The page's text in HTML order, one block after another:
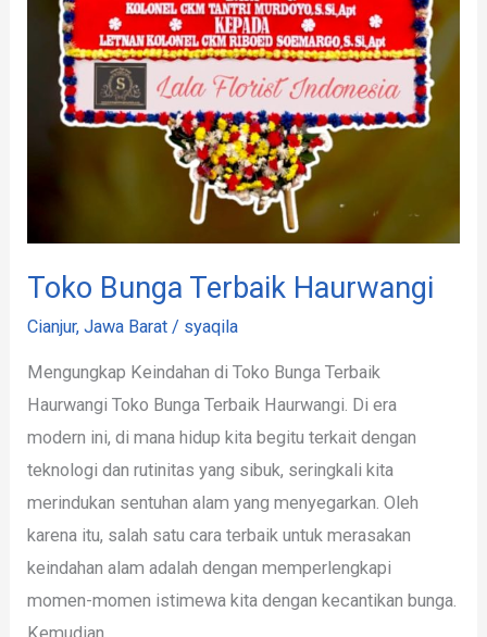
Toko Bunga Terbaik Haurwangi
Cianjur,Jawa Barat / syaqila
Mengungkap Keindahan di Toko Bunga Terbaik
Haurwangi Toko Bunga Terbaik Haurwangi. Di era
modern ini, di mana hidup kita begitu terkait dengan
teknologi dan rutinitas yang sibuk, seringkali kita
merindukan sentuhan alam yang menyegarkan. Oleh
karena itu, salah satu cara terbaik untuk merasakan
keindahan alam adalah dengan memperlengkapi
momen-momen istimewa kita dengan kecantikan bunga.